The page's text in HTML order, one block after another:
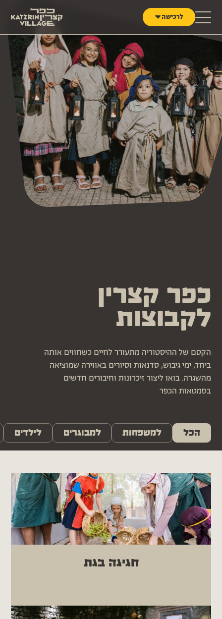
לרכישה
כפר קצרין
לקבוצות
הקסם של ההיסטוריה מתעורר לחיים כשחווים אותה
ביחד, ימי גיבוש, סדנאות וסיורים באווירה שמוציאה
מהשגרה. בואו ליצור זיכרונות וחיבורים חדשים
בסמטאות הכפר
הכל למשפחות למבוגרים לילדים
חגיגה בגת
בואו לגלות את הדרך המרתקת מהגפן ליין,